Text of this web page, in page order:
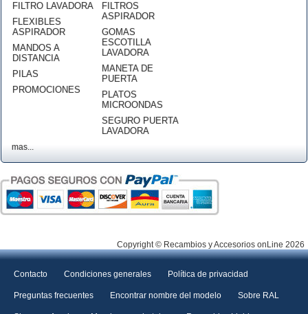
FILTRO LAVADORA
FLEXIBLES
ASPIRADOR
MANDOS A
DISTANCIA
PILAS
PROMOCIONES
FILTROS
ASPIRADOR
GOMAS
ESCOTILLA
LAVADORA
MANETA DE
PUERTA
PLATOS
MICROONDAS
SEGURO PUERTA
LAVADORA
mas...
Copyright © Recambios y Accesorios onLine 2026
Contacto Condiciones generales Política de privacidad
Preguntas frecuentes Encontrar nombre del modelo Sobre RAL